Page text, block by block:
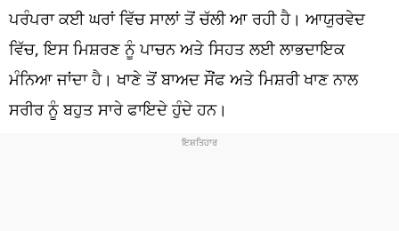
ਦੇਸ਼
ਲਾਈਫ ਸਟਾਈਲ
ਪੰਜਾਬ
ਪਰੰਪਰਾ ਕਈ ਘਰਾਂ ਵਿੱਚ ਸਾਲਾਂ ਤੋਂ ਚੱਲੀ ਆ ਰਹੀ ਹੈ। ਆਯੁਰਵੇਦ
ਵਿੱਚ, ਇਸ ਮਿਸ਼ਰਣ ਨੂੰ ਪਾਚਨ ਅਤੇ ਸਿਹਤ ਲਈ ਲਾਭਦਾਇਕ
ਮੰਨਿਆ ਜਾਂਦਾ ਹੈ। ਖਾਣੇ ਤੋਂ ਬਾਅਦ ਸੌਂਫ ਅਤੇ ਮਿਸ਼ਰੀ ਖਾਣ ਨਾਲ
ਸਰੀਰ ਨੂੰ ਬਹੁਤ ਸਾਰੇ ਫਾਇਦੇ ਹੁੰਦੇ ਹਨ।